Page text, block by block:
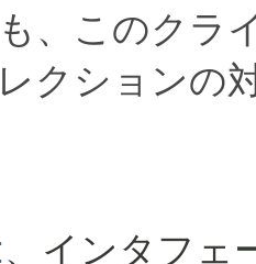
、このクラ
クションの
、インタフェ